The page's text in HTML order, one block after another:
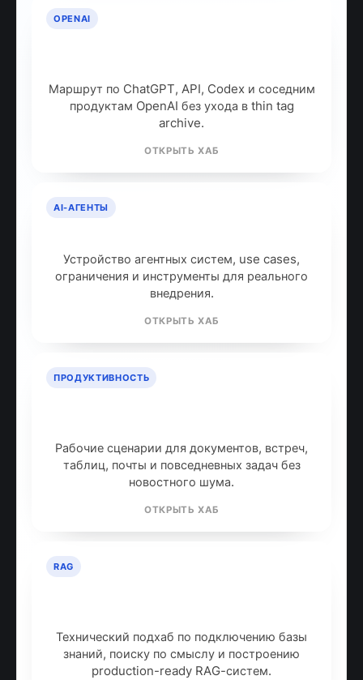
OPENAI
Маршрут по ChatGPT, API, Codex и соседним
продуктам OpenAI без ухода в thin tag
archive.
ОТКРЫТЬ ХАБ
AI-АГЕНТЫ
Устройство агентных систем, use cases,
ограничения и инструменты для реального
внедрения.
ОТКРЫТЬ ХАБ
ПРОДУКТИВНОСТЬ
Рабочие сценарии для документов, встреч,
таблиц, почты и повседневных задач без
новостного шума.
ОТКРЫТЬ ХАБ
RAG
Технический подхаб по подключению базы
знаний, поиску по смыслу и построению
production-ready RAG-систем.